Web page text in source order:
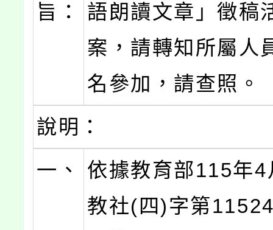
旨：
語朗讀文章」徵稿
案，請轉知所屬人
名參加，請查照。
說明：
一、
依據教育部115年
教社(四)字第